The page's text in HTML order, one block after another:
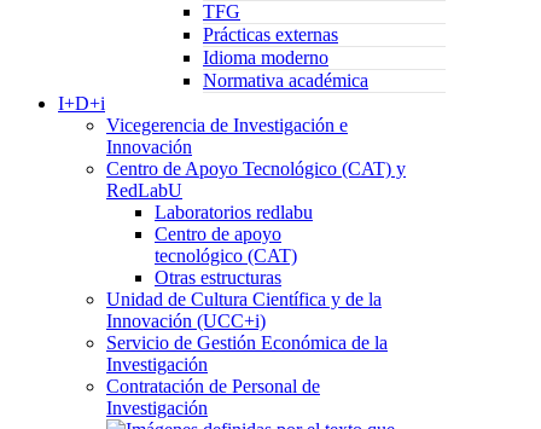
TFG
Prácticas externas
Idioma moderno
Normativa académica
I+D+i
Vicegerencia de Investigación e
Innovación
Centro de Apoyo Tecnológico (CAT) y
RedLabU
Laboratorios redlabu
Centro de apoyo
tecnológico (CAT)
Otras estructuras
Unidad de Cultura Científica y de la
Innovación (UCC+i)
Servicio de Gestión Económica de la
Investigación
Contratación de Personal de
Investigación